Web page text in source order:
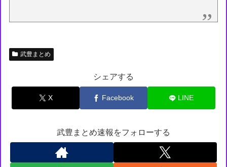
武豊まとめ
シェアする
X Facebook LINE
武豊まとめ速報をフォローする